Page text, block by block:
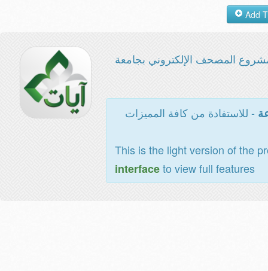
المصحف الإلكتروني بجامعة
- للاستفادة من كافة المميزات
This is the light version of the
interfaceto view full features